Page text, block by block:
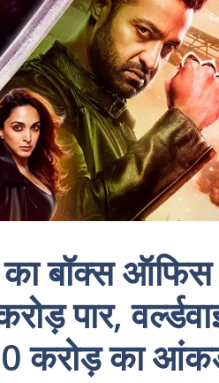
का बॉक्स
पार,
करोड़ का